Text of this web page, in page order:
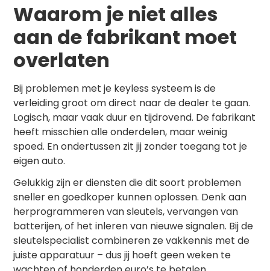
Waarom je niet alles
aan de fabrikant moet
overlaten
Bij problemen met je keyless systeem is de
verleiding groot om direct naar de dealer te gaan.
Logisch, maar vaak duur en tijdrovend. De fabrikant
heeft misschien alle onderdelen, maar weinig
spoed. En ondertussen zit jij zonder toegang tot je
eigen auto.
Gelukkig zijn erdienstendie dit soort problemen
sneller en goedkoper kunnen oplossen. Denk aan
herprogrammeren van sleutels, vervangen van
batterijen, of het inleren van nieuwe signalen. Bijde
sleutelspecialist combineren ze vakkennis met de
juiste apparatuur – dus jij hoeft geen weken te